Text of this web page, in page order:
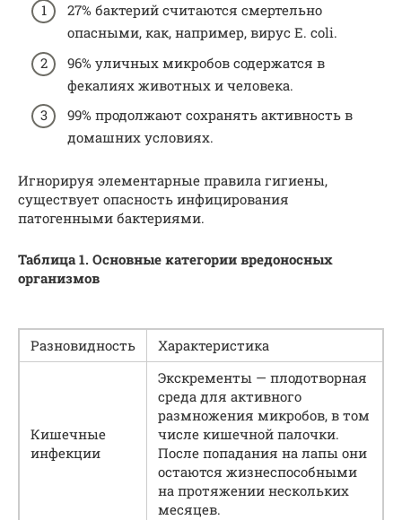
27% бактерий считаются смертельно
опасными, как, например, вирус Е. coli.
96% уличных микробов содержатся в
фекалиях животных и человека.
99% продолжают сохранять активность в
домашних условиях.
Игнорируя элементарные правила гигиены,
существует опасность инфицирования
патогенными бактериями.
Таблица 1. Основные категории вредоносных
организмов
Разновидность Характеристика
Кишечные
инфекции
Экскременты — плодотворная
среда для активного
размножения микробов, в том
числе кишечной палочки.
После попадания на лапы они
остаются жизнеспособными
на протяжении нескольких
месяцев.